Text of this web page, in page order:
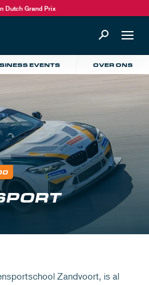
Dutch Grand Prix
EVENTS OVER ONS
Zandvoort, is al